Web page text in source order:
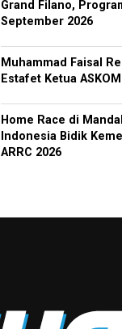
Grand Filano,
September 2026
Muhammad Faisal
Estafet Ketua
Home Race di
Indonesia Bidik
ARRC 2026